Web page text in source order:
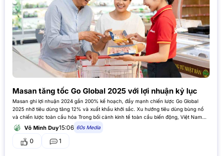
Masan tăng tốc Go Global 2025 với lợi nhuận kỷ lục
Masan ghi lợi nhuận 2024 gần 200% kế hoạch, đẩy mạnh chiến lược Go Global
2025 nhờ tiêu dùng tăng 12% và xuất khẩu khởi sắc. Xu hướng tiêu dùng bùng nổ
và chiến lược toàn cầu hóa Trong bối cảnh kinh tế toàn cầu biến động, Việt Nam
đặt… Võ Minh Duy15:06 60s Media
0 1